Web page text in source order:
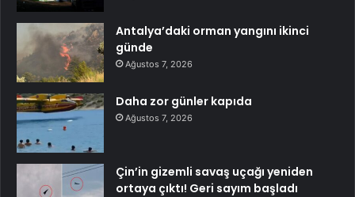
Antalya’daki orman yangını ikinci
günde
Ağustos 7, 2026
Daha zor günler kapıda
Ağustos 7, 2026
Çin’in gizemli savaş uçağı yeniden
ortaya çıktı! Geri sayım başladı